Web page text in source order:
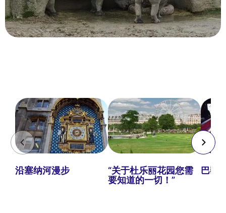
沿塞纳河漫步
“关于杜乐丽花园您需
要知道的一切！”
巴黎